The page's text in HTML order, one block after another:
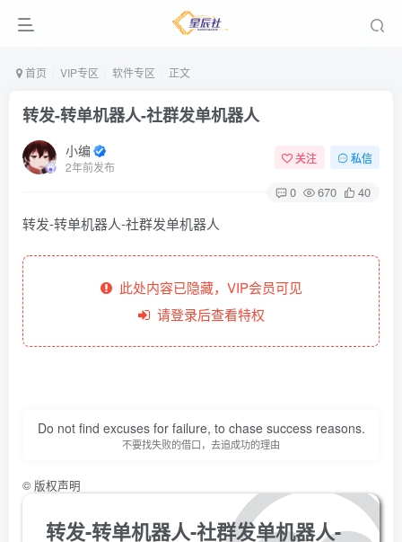
首页 VIP专区 软件专区 正文
转发-转单机器人-社群发单机器人
小编
2年前发布
关注 私信
0 670 40
转发-转单机器人-社群发单机器人
此处内容已隐藏，VIP会员可见
请登录后查看特权
Do not find excuses for failure, to chase success reasons.
不要找失败的借口，去追成功的理由
© 版权声明
转发-转单机器人-社群发单机器人-